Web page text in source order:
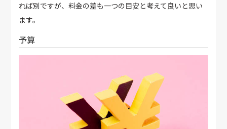
れば別ですが、料金の差も一つの目安と考えて良いと思い
ます。
予算